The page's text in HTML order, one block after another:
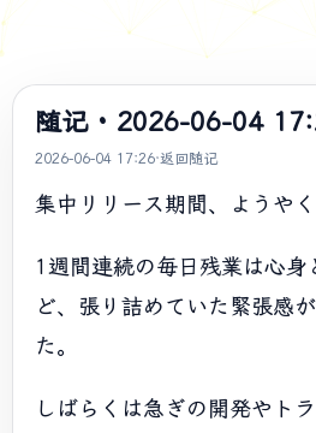
随记 · 2026-06-04
2026-06-04 17:26·返回随记
集中リリース期間、ようやく
1週間連続の毎日残業は心
ど、張り詰めていた緊張感
た。
しばらくは急ぎの開発やト